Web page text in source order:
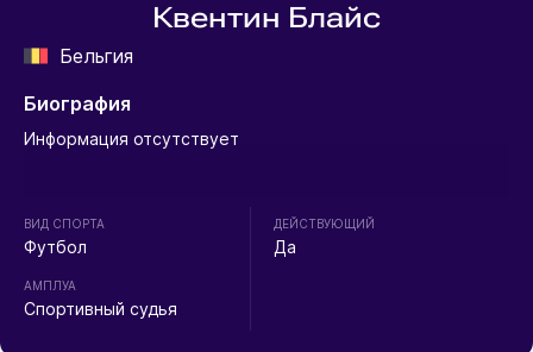
Квентин Блайс
Бельгия
Биография
Информация отсутствует
ВИД СПОРТА
Футбол
АМПЛУА
Спортивный судья
ДЕЙСТВУЮЩИЙ
Да